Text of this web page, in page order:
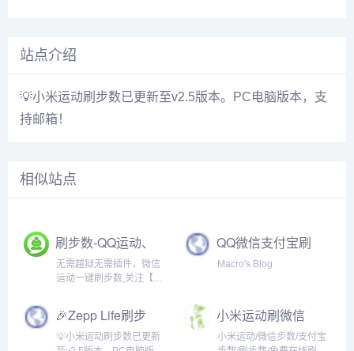
站点介绍
💡小米运动刷步数已更新至v2.5版本。PC电脑版本，支
持邮箱！
相似站点
刷步数-QQ运动、
微信运动刷步神
器-无需越狱root
无需越狱无需插件，微信
运动一键刷步数,关注【爱
步数占领封面排行。
QQ微信支付宝刷
步数
Macro's Blog
🎉Zepp Life刷步
数
💡小米运动刷步数已更新
小米运动刷微信
步数
小米运动/微信步数/支付宝